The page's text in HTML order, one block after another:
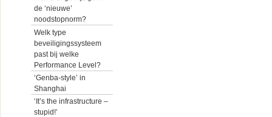
de ‘nieuwe’
noodstopnorm?
Welk type
beveiligingssysteem
past bij welke
Performance Level?
‘Genba-style’ in
Shanghai
‘It’s the infrastructure –
stupid!’